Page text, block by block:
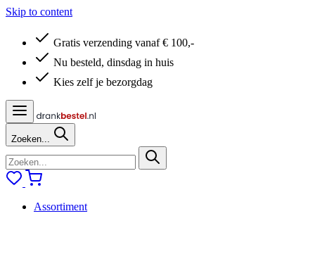
Skip to content
Gratis verzending vanaf € 100,-
Nu besteld, dinsdag in huis
Kies zelf je bezorgdag
Zoeken...
Assortiment